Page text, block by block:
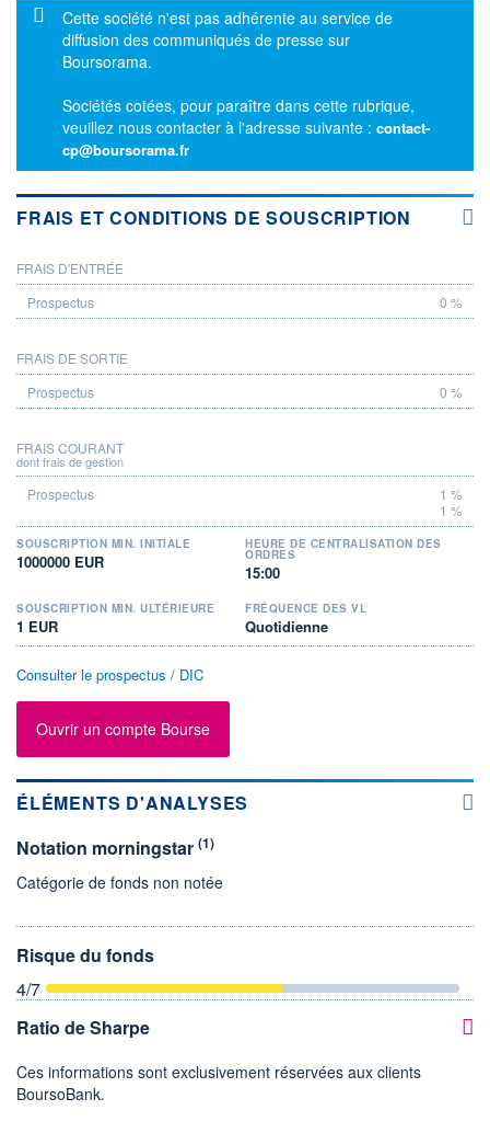
Message d'information
Cette société n'est pas adhérente au service de
diffusion des communiqués de presse sur
Boursorama.
Sociétés cotées, pour paraître dans cette rubrique,
veuillez nous contacter à l'adresse suivante : contact-
cp@boursorama.fr
FRAIS ET CONDITIONS DE SOUSCRIPTION
PROSPECTUS
FRAIS D'ENTRÉE
0 %
FRAIS DE SORTIE
0 %
FRAIS COURANT
dont frais de gestion
1 %
1 %
SOUSCRIPTION MIN. INITIALE
1000000 EUR
HEURE DE CENTRALISATION DES
ORDRES
15:00
SOUSCRIPTION MIN. ULTÉRIEURE
1 EUR
FRÉQUENCE DES VL
Quotidienne
Consulter le prospectus / DIC
Ouvrir un compte Bourse
ÉLÉMENTS D'ANALYSES
Notation morningstar (1)
Catégorie de fonds non notée
Risque du fonds
4/7
Ratio de Sharpe
Ces informations sont exclusivement réservées aux clients
BoursoBank.